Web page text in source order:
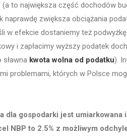
(a to największa część dochodów
naprawdę zwiększa obciążania
w efekcie dostaniemy też
i zapłacimy wyższy podatek
sławna kwota wolna od podatku).
problemami, których w Polsce
dla gospodarki jest umiarkowana
NBP to 2.5% z możliwym